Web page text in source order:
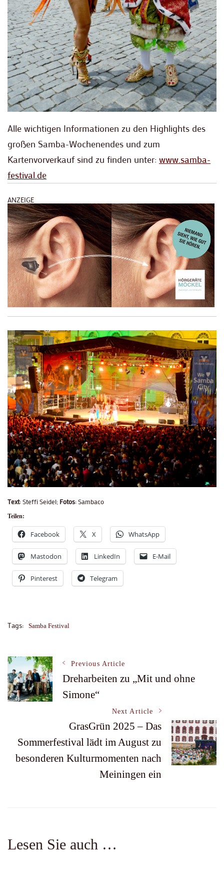
Alle wichtigen Informationen zu den Highlights des
großen Samba-Wochenendes und zum
Kartenvorverkauf sind zu finden unter: www.samba-
festival.de
ANZEIGE
Text: Steffi Seidel; Fotos: Sambaco
Teilen:
Facebook X WhatsApp
Mastodon LinkedIn E-Mail
Pinterest Telegram
Tags: Samba Festival
Post
Navigation
Previous Article
Dreharbeiten zu „Mit und ohne
Simone“
Next Article
GrasGrün 2025 – Das
Sommerfestival lädt im August zu
besonderen Kulturmomenten nach
Meiningen ein
Lesen Sie auch …